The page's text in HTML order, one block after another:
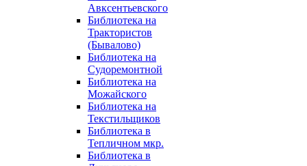
Авксентьевского
Библиотека на
Трактористов
(Бывалово)
Библиотека на
Судоремонтной
Библиотека на
Можайского
Библиотека на
Текстильщиков
Библиотека в
Тепличном мкр.
Библиотека в